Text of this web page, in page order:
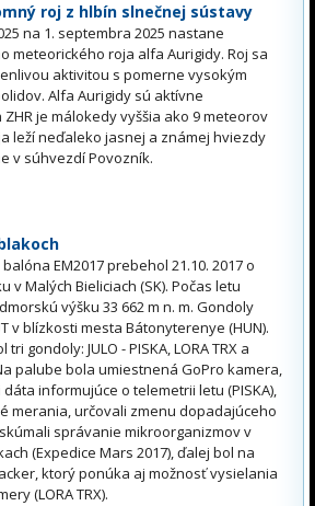
roj z hlbín slnečnej sústavy
na 1. septembra 2025 nastane
meteorického roja alfa Aurigidy. Roj sa
aktivitou s pomerne vysokým
Alfa Aurigidy sú aktívne
je málokedy vyššia ako 9 meteorov
leží neďaleko jasnej a známej hviezdy
v súhvezdí Povozník.
EM2017 prebehol 21.10. 2017 o
v Malých Bieliciach (SK). Počas letu
výšku 33 662 m n. m. Gondoly
v blízkosti mesta Bátonyterenye (HUN).
gondoly: JULO - PISKA, LORA TRX a
palube bola umiestnená GoPro kamera,
informujúce o telemetrii letu (PISKA),
merania, určovali zmenu dopadajúceho
správanie mikroorganizmov v
(Expedice Mars 2017), ďalej bol na
ktorý ponúka aj možnosť vysielania
(LORA TRX).